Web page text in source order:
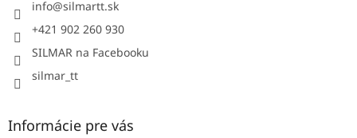
info@silmartt.sk
+421 902 260 930
SILMAR na Facebooku
silmar_tt
Informácie pre vás